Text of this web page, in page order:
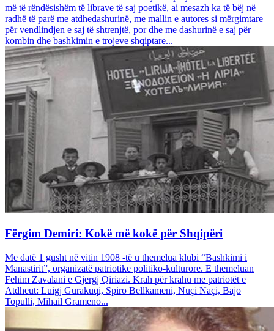
më të rëndësishëm të librave të saj poetikë, ai mesazh ka të bëj në
radhë të parë me atdhedashurinë, me mallin e autores si mërgimtare
për vendlindjen e saj të shtrenjtë, por dhe me dashurinë e saj për
kombin dhe bashkimin e trojeve shqiptare...
Fërgim Demiri: Kokë më kokë për Shqipëri
Me datë 1 gusht në vitin 1908 -të u themelua klubi “Bashkimi i
Manastirit”, organizatë patriotike politiko-kulturore. E themeluan
Fehim Zavalani e Gjergj Qiriazi. Krah për krahu me patriotët e
Atdheut: Luigj Gurakuqi, Spiro Bellkameni, Nuçi Naçi, Bajo
Topulli, Mihail Grameno...